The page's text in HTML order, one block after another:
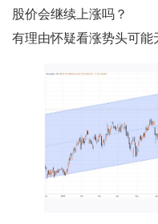
股价会继续上涨吗？
有理由怀疑看涨势头可能